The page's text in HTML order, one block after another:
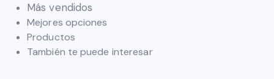
Más vendidos
Mejores opciones
Productos
También te puede interesar